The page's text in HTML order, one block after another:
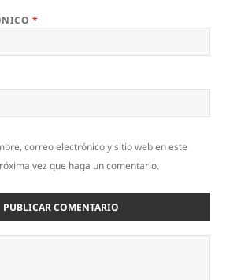
*
correo electrónico y sitio web en este
vez que haga un comentario.